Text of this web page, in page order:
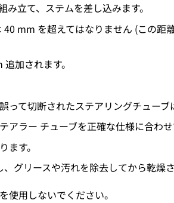
立て、ステムを差し込みます。
mm を超えてはなりません (この
加されます。
て切断されたステアリングチューブ
ラー チューブを正確な仕様に合わせ
す。
グリースや汚れを除去してから乾燥さ
用しないでください。